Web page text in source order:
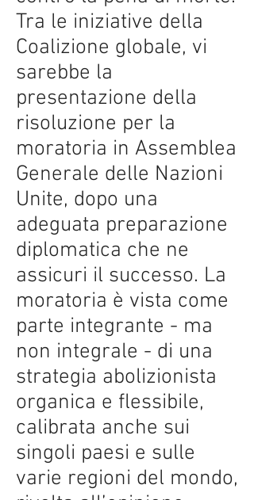
Tra le iniziative della
Coalizione globale, vi
sarebbe la
presentazione della
risoluzione per la
moratoria in Assemblea
Generale delle Nazioni
Unite, dopo una
adeguata preparazione
diplomatica che ne
assicuri il successo. La
moratoria è vista come
parte integrante - ma
non integrale - di una
strategia abolizionista
organica e flessibile,
calibrata anche sui
singoli paesi e sulle
varie regioni del mondo,